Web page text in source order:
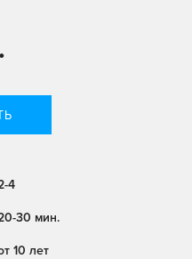
4
30 мин.
10 лет